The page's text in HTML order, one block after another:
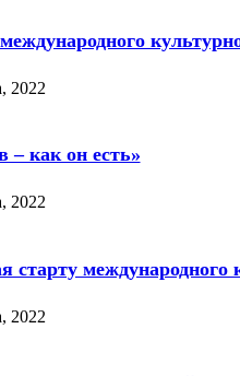
2022
– как он есть»
2022
международного
2022